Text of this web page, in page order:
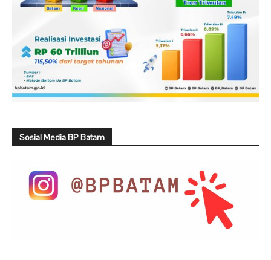
Sosial Media BP Batam